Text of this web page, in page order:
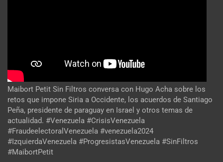
Maibort Petit Sin Filtros conversa con Hugo Acha sobre los
retos que impone Siria a Occidente, los acuerdos de Santiago
Peña, presidente de paraguay en Israel y otros temas de
actualidad. #Venezuela #CrisisVenezuela
#FraudeelectoralVenezuela #venezuela2024
#IzquierdaVenezuela #ProgresistasVenezuela #SinFiltros
#MaibortPetit